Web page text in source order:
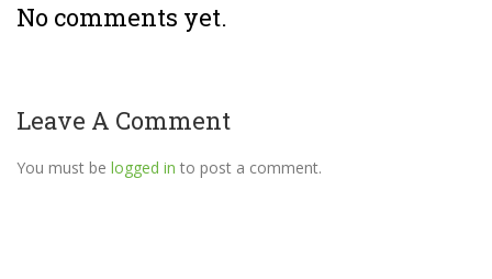
No comments yet.
Leave A Comment
You must be logged in to post a comment.